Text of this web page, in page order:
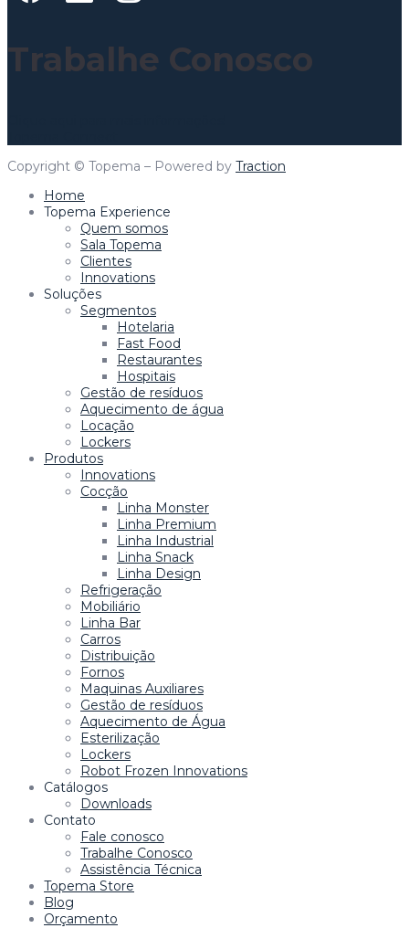
Trabalhe Conosco
Copyright © Topema – Powered by Traction
Home
Topema Experience
Quem somos
Sala Topema
Clientes
Innovations
Soluções
Segmentos
Hotelaria
Fast Food
Restaurantes
Hospitais
Gestão de resíduos
Aquecimento de água
Locação
Lockers
Produtos
Innovations
Cocção
Linha Monster
Linha Premium
Linha Industrial
Linha Snack
Linha Design
Refrigeração
Mobiliário
Linha Bar
Carros
Distribuição
Fornos
Maquinas Auxiliares
Gestão de resíduos
Aquecimento de Água
Esterilização
Lockers
Robot Frozen Innovations
Catálogos
Downloads
Contato
Fale conosco
Trabalhe Conosco
Assistência Técnica
Topema Store
Blog
Orçamento